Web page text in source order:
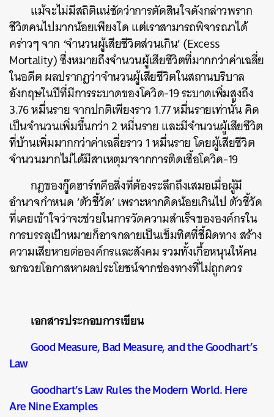
แม้จะไม่มีสถิติแน่ชัดว่าการตัดสินใจดังกล่าวพราก
ชีวิตคนไปมากน้อยเพียงใด แต่เราสามารถพิจารณาได้
คร่าวๆ จาก ‘จำนวนผู้เสียชีวิตส่วนเกิน’ (Excess
Mortality) ซึ่งหมายถึงจำนวนผู้เสียชีวิตที่มากกว่าค่าเฉลี่ย
ในอดีต ผลปรากฏว่าจำนวนผู้เสียชีวิตในสถานบริบาล
อังกฤษในปีที่มีการระบาดของโควิด-19 ระบาดเพิ่มสูงถึง
3.76 หมื่นราย จากปกติเพียงราว 1.77 หมื่นรายเท่านั้น คิด
เป็นจำนวนเพิ่มขึ้นกว่า 2 หมื่นราย และมีจำนวนผู้เสียชีวิต
ที่บ้านเพิ่มมากกว่าค่าเฉลี่ยราว 1 หมื่นราย โดยผู้เสียชีวิต
จำนวนมากไม่ได้มีสาเหตุมาจากการติดเชื้อโควิด-19
กฎของกู๊ดฮาร์ทคือสิ่งที่ต้องระลึกถึงเสมอเมื่อผู้มี
อำนาจกำหนด ‘ตัวชี้วัด’ เพราะหากคิดน้อยเกินไป ตัวชี้วัด
ที่เคยเข้าใจว่าจะช่วยในการวัดความสำเร็จขององค์กรใน
การบรรลุเป้าหมายก็อาจกลายเป็นเข็มทิศที่ชี้ผิดทาง สร้าง
ความเสียหายต่อองค์กรและสังคม รวมทั้งเกื้อหนุนให้คน
ฉกฉวยโอกาสหาผลประโยชน์จากช่องทางที่ไม่ถูกควร
เอกสารประกอบการเขียน
Good Measure, Bad Measure, and the Goodhart’s
Law
Goodhart’s Law Rules the Modern World. Here
Are Nine Examples